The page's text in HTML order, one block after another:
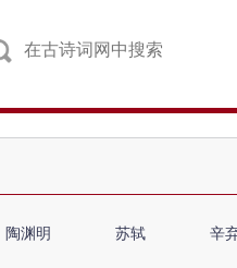
陶渊明 苏轼 辛